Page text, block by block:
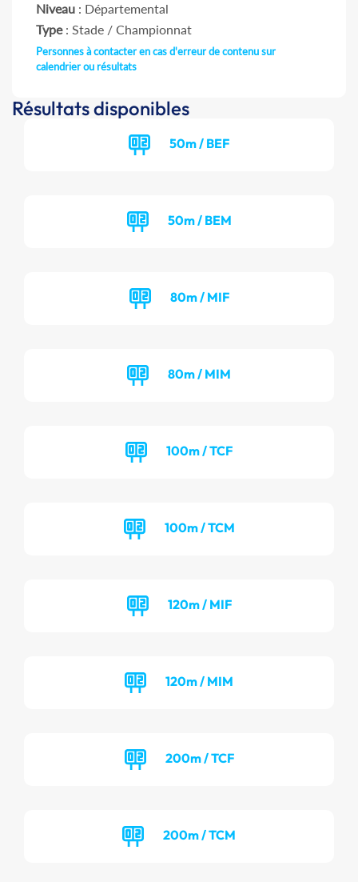
Niveau : Départemental
Type: Stade / Championnat
Personnes à contacter en cas d'erreur de contenu sur
calendrier ou résultats
Résultats disponibles
50m / BEF
50m / BEM
80m / MIF
80m / MIM
100m / TCF
100m / TCM
120m / MIF
120m / MIM
200m / TCF
200m / TCM